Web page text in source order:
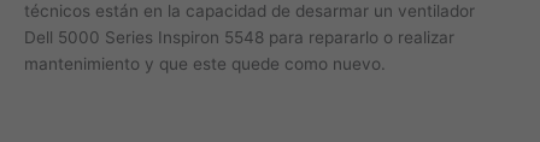
técnicos están en la capacidad de desarmar un ventilador
Dell 5000 Series Inspiron 5548 para repararlo o realizar
mantenimiento y que este quede como nuevo.